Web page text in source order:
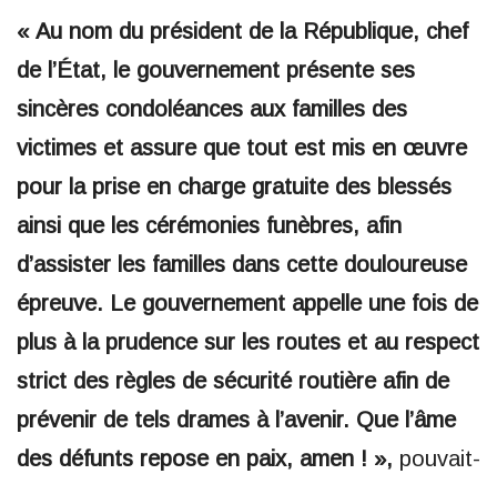
« Au nom du président de la République, chef
de l’État, le gouvernement présente ses
sincères condoléances aux familles des
victimes et assure que tout est mis en œuvre
pour la prise en charge gratuite des blessés
ainsi que les cérémonies funèbres, afin
d’assister les familles dans cette douloureuse
épreuve. Le gouvernement appelle une fois de
plus à la prudence sur les routes et au respect
strict des règles de sécurité routière afin de
prévenir de tels drames à l’avenir. Que l’âme
des défunts repose en paix, amen ! », pouvait-